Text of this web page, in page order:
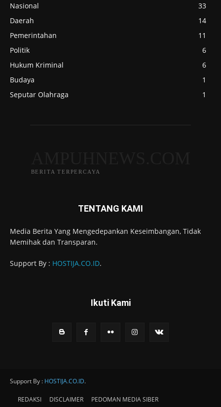
Nasional
33
Daerah
14
Pemerintahan
11
Politik
6
Hukum Kriminal
6
Budaya
1
Seputar Olahraga
1
BERITA TERPERCAYA
TENTANG KAMI
Media Berita Yang Mengedepankan Keseimbangan, Tidak
Memihak dan Transparan.
Support By : HOSTIJA.CO.ID.
Ikuti Kami
Support By : HOSTIJA.CO.ID.
REDAKSI DISCLAIMER
PEDOMAN MEDIA SIBER